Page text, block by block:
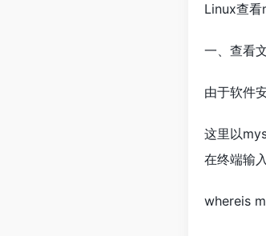
Linux查
一、查看
由于软件
这里以
在终端输
whereis